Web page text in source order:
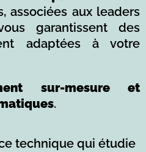
associées aux leaders
garantissent des
adaptées à votre
sur-mesure et
.
technique qui étudie